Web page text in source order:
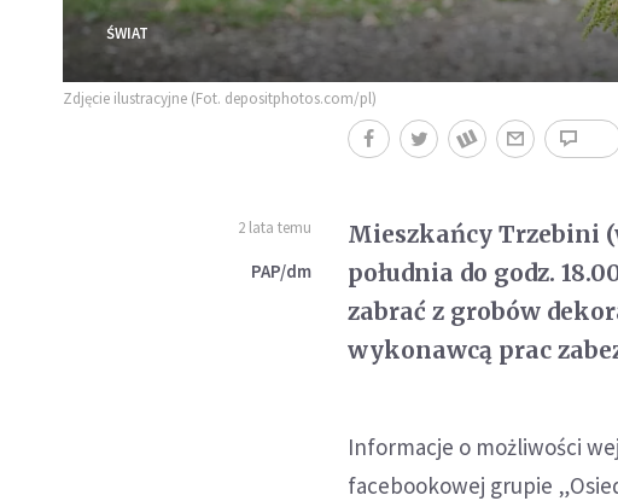
ŚWIAT
Zdjęcie ilustracyjne (Fot. depositphotos.com/pl)
2 lata temu
PAP/dm
Mieszkańcy Trzebini
południa do godz.
zabrać z grobów
wykonawcą prac
Informacje o możliwości
facebookowej grupie